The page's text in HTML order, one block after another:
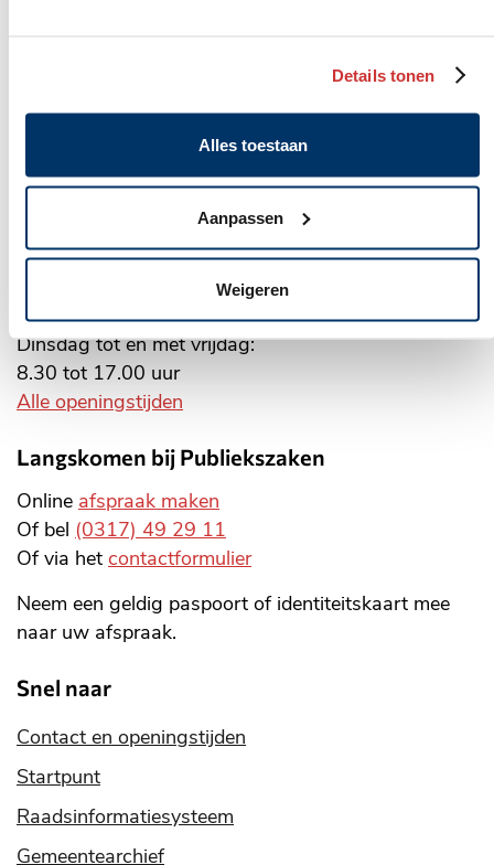
Details tonen
Alles toestaan
Aanpassen
Weigeren
Algemeen
Markt 22, Postbus 1, 6700 AA
(0317) 49 29 11
WhatsApp: 06 10 06 35 26
gemeente@wageningen.nl
Maandag: 8.30 tot 20.00 uur
Dinsdag tot en met vrijdag:
8.30 tot 17.00 uur
Alle openingstijden
Langskomen bij Publiekszaken
Online afspraak maken
Of bel (0317) 49 29 11
Of via het contactformulier
Neem een geldig paspoort of identiteitskaart mee
naar uw afspraak.
Snel naar
Contact en openingstijden
Startpunt
Raadsinformatiesysteem
Gemeentearchief